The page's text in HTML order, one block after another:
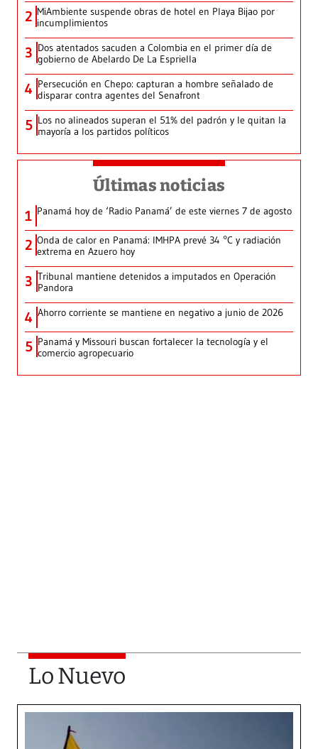
2 MiAmbiente suspende obras de hotel en Playa Bijao por
incumplimientos
3 Dos atentados sacuden a Colombia en el primer día de
gobierno de Abelardo De La Espriella
4 Persecución en Chepo: capturan a hombre señalado de
disparar contra agentes del Senafront
5 Los no alineados superan el 51% del padrón y le quitan la
mayoría a los partidos políticos
Últimas noticias
1 Panamá hoy de ‘Radio Panamá’ de este viernes 7 de agosto
2 Onda de calor en Panamá: IMHPA prevé 34 °C y radiación
extrema en Azuero hoy
3 Tribunal mantiene detenidos a imputados en Operación
Pandora
4 Ahorro corriente se mantiene en negativo a junio de 2026
5 Panamá y Missouri buscan fortalecer la tecnología y el
comercio agropecuario
Lo Nuevo